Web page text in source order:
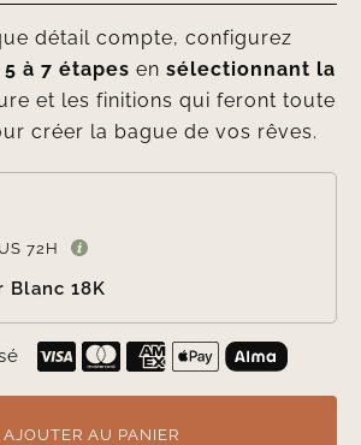
détail compte, configurez
5 à 7 étapes en sélectionnant la
et les finitions qui feront toute
créer la bague de vos rêves.
72H
Blanc 18K
AJOUTER AU PANIER